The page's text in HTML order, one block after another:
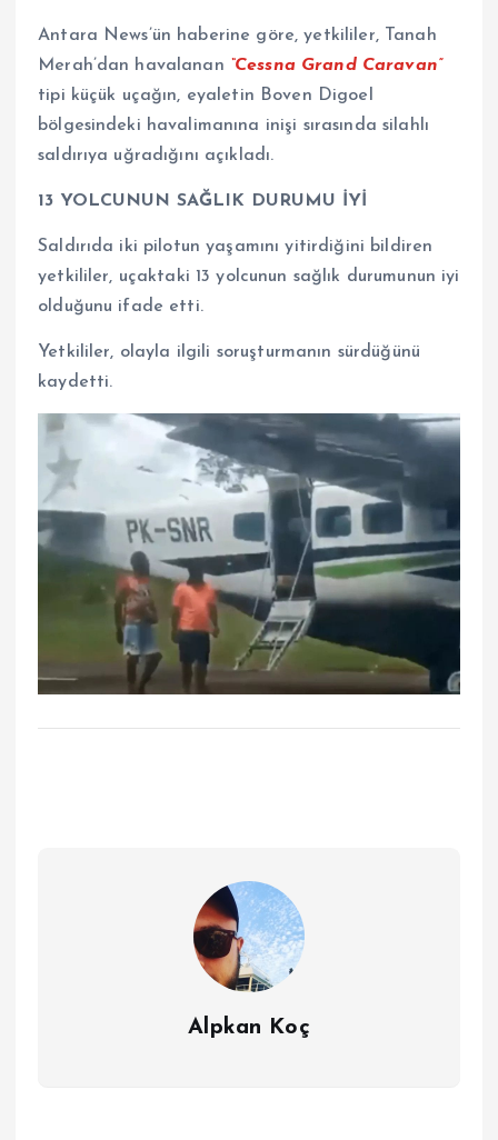
Antara News’ün haberine göre, yetkililer, Tanah
Merah’dan havalanan “Cessna Grand Caravan”
tipi küçük uçağın, eyaletin Boven Digoel
bölgesindeki havalimanına inişi sırasında silahlı
saldırıya uğradığını açıkladı.
13 YOLCUNUN SAĞLIK DURUMU İYİ
Saldırıda iki pilotun yaşamını yitirdiğini bildiren
yetkililer, uçaktaki 13 yolcunun sağlık durumunun iyi
olduğunu ifade etti.
Yetkililer, olayla ilgili soruşturmanın sürdüğünü
kaydetti.
Alpkan Koç